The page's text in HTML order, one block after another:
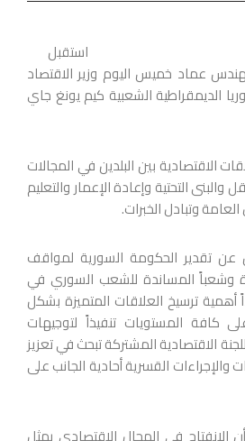
استقبل
عماد خميس اليوم وزير الاقتصاد
الديمقراطية الشعبية كيم يونغ جاي
الاقتصادية بين البلدين في المجالات
والبنى التحتية وإعادة الإعمار والتعليم
وتبادل الخبرات.
تقدير الحكومة السورية لمواقف
وشعباً المساندة للشعب السوري في
ترسيخ العلاقات المتميزة بشكل
كافة المستويات تنفيذاً لتوجيهات
الاقتصادية المشتركة تبحث في تعزيز
والإجراءات القسرية أحادية الجانب على